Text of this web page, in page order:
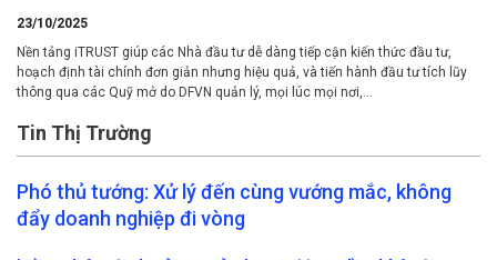
23/10/2025
Nền tảng iTRUST giúp các Nhà đầu tư dễ dàng tiếp cận kiến thức đầu tư,
hoạch định tài chính đơn giản nhưng hiệu quả, và tiến hành đầu tư tích lũy
thông qua các Quỹ mở do DFVN quản lý, mọi lúc mọi nơi,...
Tin Thị Trường
Phó thủ tướng: Xử lý đến cùng vướng mắc, không
đẩy doanh nghiệp đi vòng